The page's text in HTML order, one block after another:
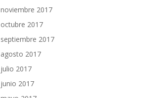
noviembre 2017
octubre 2017
septiembre 2017
agosto 2017
julio 2017
junio 2017